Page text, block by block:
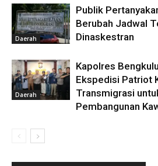
Daerah
Publik
Berubah Jadwal
Dinaskestran
Daerah
Kapolres
Ekspedisi Patriot
Transmigrasi
Pembangunan